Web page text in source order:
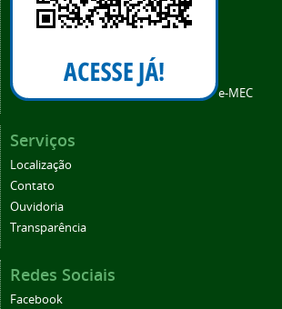
e-MEC
Serviços
Localização
Contato
Ouvidoria
Transparência
Redes Sociais
Facebook